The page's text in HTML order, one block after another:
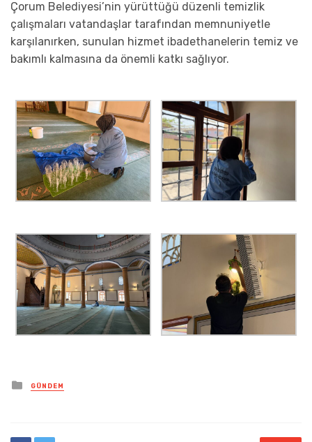
Çorum Belediyesi’nin yürüttüğü düzenli temizlik
çalışmaları vatandaşlar tarafından memnuniyetle
karşılanırken, sunulan hizmet ibadethanelerin temiz ve
bakımlı kalmasına da önemli katkı sağlıyor.
Posted
in
GÜNDEM